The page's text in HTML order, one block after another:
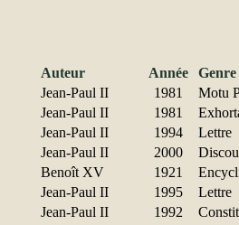
Auteur Année
Genre
Jean-Paul II 1981
Motu
Jean-Paul II 1981
Jean-Paul II 1994
Lettre
Jean-Paul II 2000
Benoît XV 1921
Jean-Paul II 1995
Lettre
Jean-Paul II 1992